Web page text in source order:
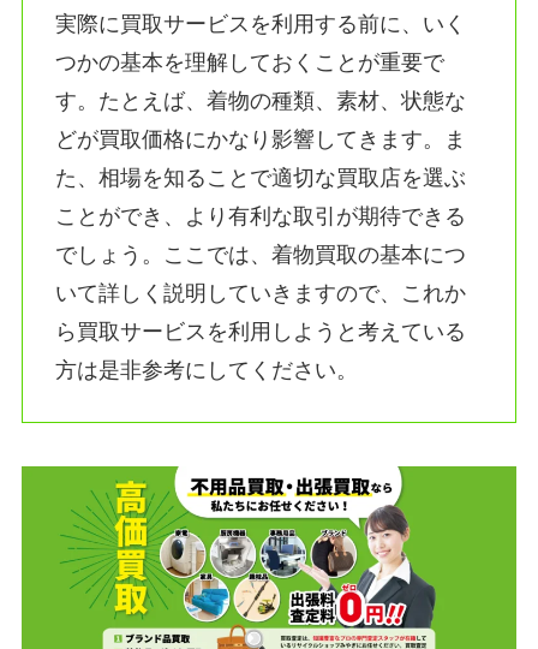
実際に買取サービスを利用する前に、いく
つかの基本を理解しておくことが重要で
す。たとえば、着物の種類、素材、状態な
どが買取価格にかなり影響してきます。ま
た、相場を知ることで適切な買取店を選ぶ
ことができ、より有利な取引が期待できる
でしょう。ここでは、着物買取の基本につ
いて詳しく説明していきますので、これか
ら買取サービスを利用しようと考えている
方は是非参考にしてください。